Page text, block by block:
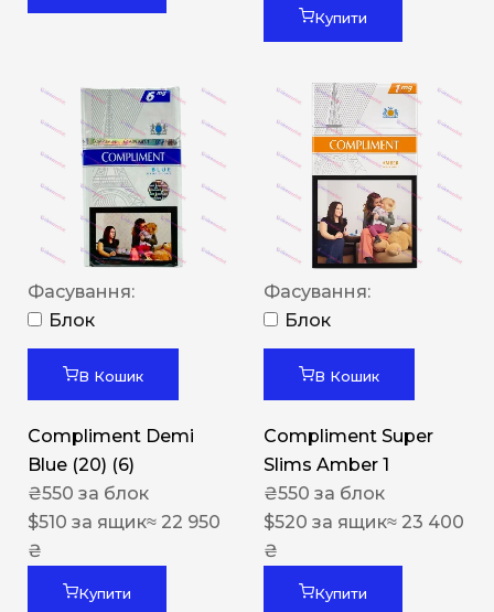
Купити
Фасування:
Блок
В Кошик
Compliment Demi
Blue (20) (6)
₴550 за блок
$510 за ящик≈ 22 950
₴
Купити
Фасування:
Блок
В Кошик
Compliment Super
Slims Amber 1
₴550 за блок
$520 за ящик≈ 23 400
₴
Купити